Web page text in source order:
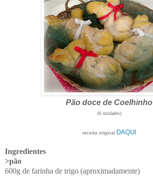
Pão doce de Coelhinho
(6 unidades)
receita original DAQUI
Ingredientes
>pão
600g de farinha de trigo (aproximadamente)